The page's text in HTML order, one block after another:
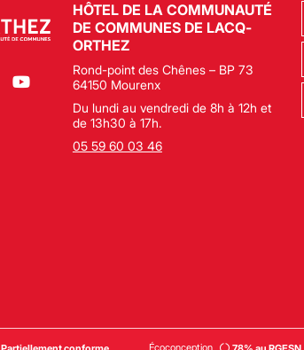
HÔTEL DE LA COMMUNAUTÉ
DE COMMUNES DE LACQ-
ORTHEZ
Rond-point des Chênes – BP 73
64150 Mourenx
Du lundi au vendredi de 8h à 12h et
de 13h30 à 17h.
05 59 60 03 46
Écoconception